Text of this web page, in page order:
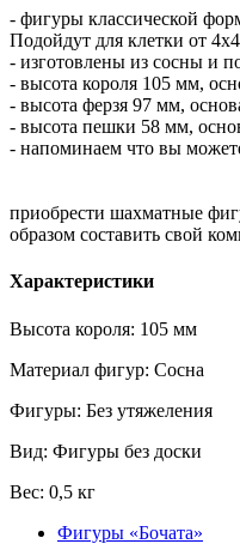
- фигуры классической
Подойдут для клетки от
- изготовлены из сосны и
- высота короля 105 мм,
- высота ферзя 97 мм,
- высота пешки 58 мм,
- напоминаем что вы
приобрести шахматные
образом составить свой
Характеристики
Высота короля: 105 мм
Материал фигур: Сосна
Фигуры: Без утяжеления
Вид: Фигуры без доски
Вес: 0,5 кг
Фигуры «Бочата»